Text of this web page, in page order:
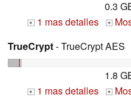
0.3
+ 1 mas detalles +
TrueCrypt- TrueCrypt AES
1.8
+ 1 mas detalles +